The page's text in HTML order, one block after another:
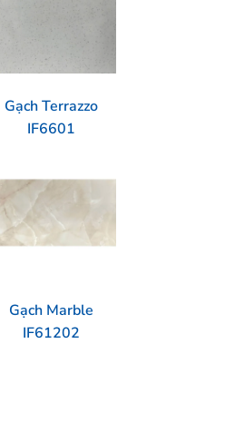
Gạch Terrazzo
IF6601
Gạch Marble
IF61202